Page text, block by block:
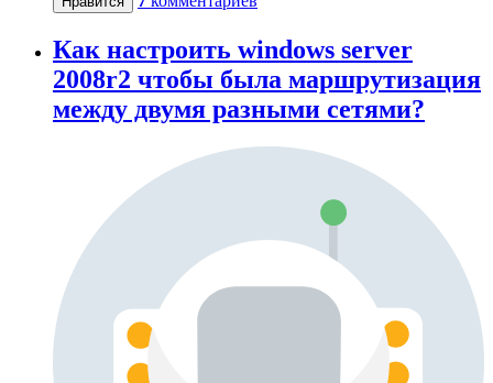
Как настроить windows server
2008r2 чтобы была маршрутизация
между двумя разными сетями?